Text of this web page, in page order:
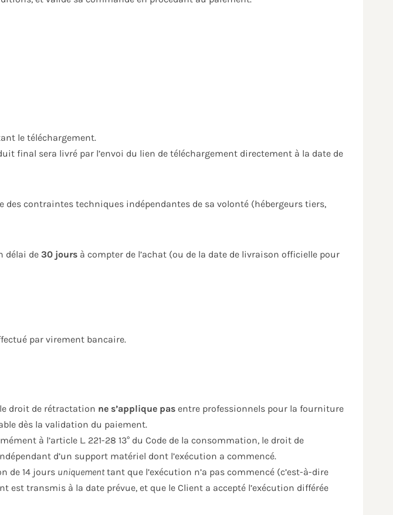
le téléchargement.
final sera livré par l’envoi du lien de téléchargement directement à la date de
des contraintes techniques indépendantes de sa volonté (hébergeurs tiers,
délai de 30 jours à compter de l’achat (ou de la date de livraison officielle pour
par virement bancaire.
droit de rétractation ne s’applique pas entre professionnels pour la fourniture
dès la validation du paiement.
à l’article L. 221-28 13° du Code de la consommation, le droit de
d’un support matériel dont l’exécution a commencé.
de 14 jours uniquementtant que l’exécution n’a pas commencé (c’est-à-dire
est transmis à la date prévue, et que le Client a accepté l’exécution différée